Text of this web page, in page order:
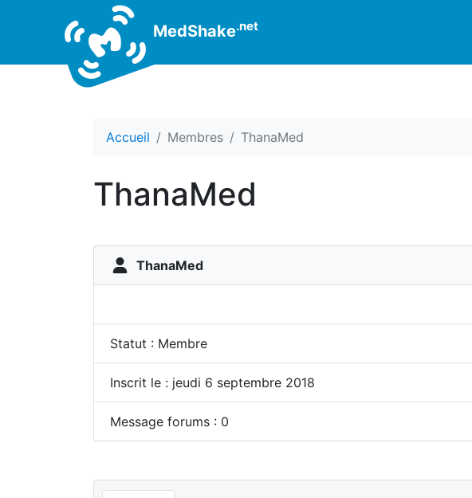
MedShake.net
Accueil Membres ThanaMed
ThanaMed
ThanaMed
Statut : Membre
Inscrit le : jeudi 6 septembre 2018
Message forums : 0